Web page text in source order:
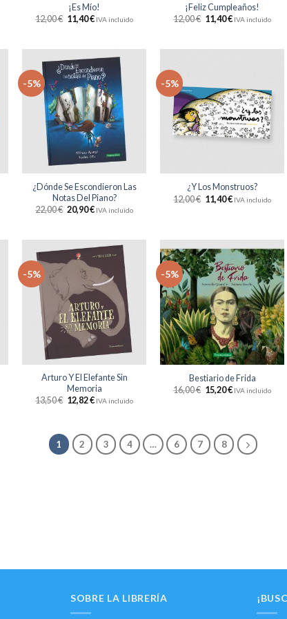
¡Es Mío!
12,00€ 11,40€ IVA incluido
¡Feliz Cumpleaños!
12,00€ 11,40€ IVA incluido
-5%
Añadir
a la
lista
de
deseos
¿Dónde Se Escondieron Las
Notas Del Piano?
22,00€ 20,90€ IVA incluido
-5%
a la
lista
de
deseos
¿Y Los Monstruos?
12,00€ 11,40€ IVA incluido
-5%
Añadir
a la
lista
de
deseos
Arturo Y El Elefante Sin
Memoria
13,50€ 12,82€ IVA incluido
-5%
Añadir
a la
lista
de
deseos
+
Bestiario de Frida
16,00€ 15,20€ IVA incluido
1 2 3 4 … 6 7 8
SOBRE LA LIBRERÍA